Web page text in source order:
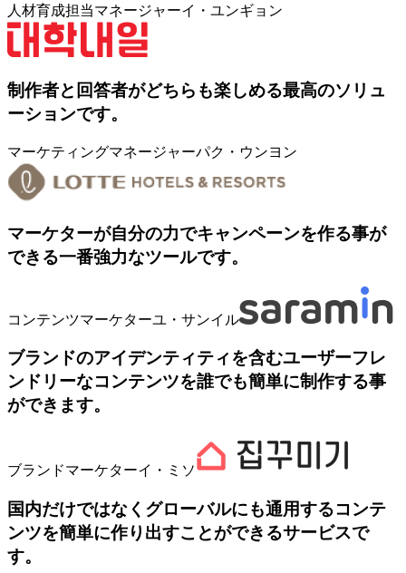
人材育成担当マネージャーイ・ユンギョン
制作者と回答者がどちらも楽しめる最高のソリュ
ーションです。
マーケティングマネージャーパク・ウンヨン
マーケターが自分の力でキャンペーンを作る事が
できる一番強力なツールです。
コンテンツマーケターユ・サンイル
ブランドのアイデンティティを含むユーザーフレ
ンドリーなコンテンツを誰でも簡単に制作する事
ができます。
ブランドマーケターイ・ミソ
国内だけではなくグローバルにも通用するコンテ
ンツを簡単に作り出すことができるサービスで
す。